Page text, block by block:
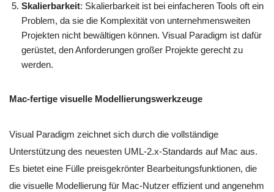
Skalierbarkeit: Skalierbarkeit ist bei einfacheren Tools oft ein
Problem, da sie die Komplexität von unternehmensweiten
Projekten nicht bewältigen können. Visual Paradigm ist dafür
gerüstet, den Anforderungen großer Projekte gerecht zu
werden.
Mac-fertige visuelle Modellierungswerkzeuge
Visual Paradigm zeichnet sich durch die vollständige
Unterstützung des neuesten UML-2.x-Standards auf Mac aus.
Es bietet eine Fülle preisgekrönter Bearbeitungsfunktionen, die
die visuelle Modellierung für Mac-Nutzer effizient und angenehm